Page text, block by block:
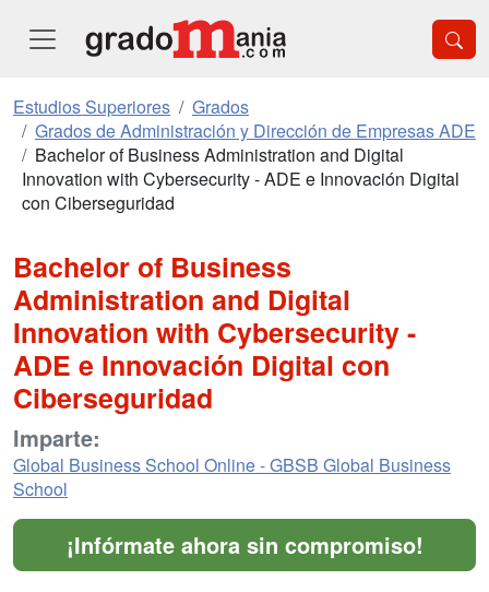
Estudios Superiores
Grados
Grados de Administración y Dirección de Empresas ADE
Bachelor of Business Administration and Digital
Innovation with Cybersecurity - ADE e Innovación Digital
con Ciberseguridad
Bachelor of Business
Administration and Digital
Innovation with Cybersecurity -
ADE e Innovación Digital con
Ciberseguridad
Imparte:
Global Business School Online - GBSB Global Business
School
¡Infórmate ahora sin compromiso!